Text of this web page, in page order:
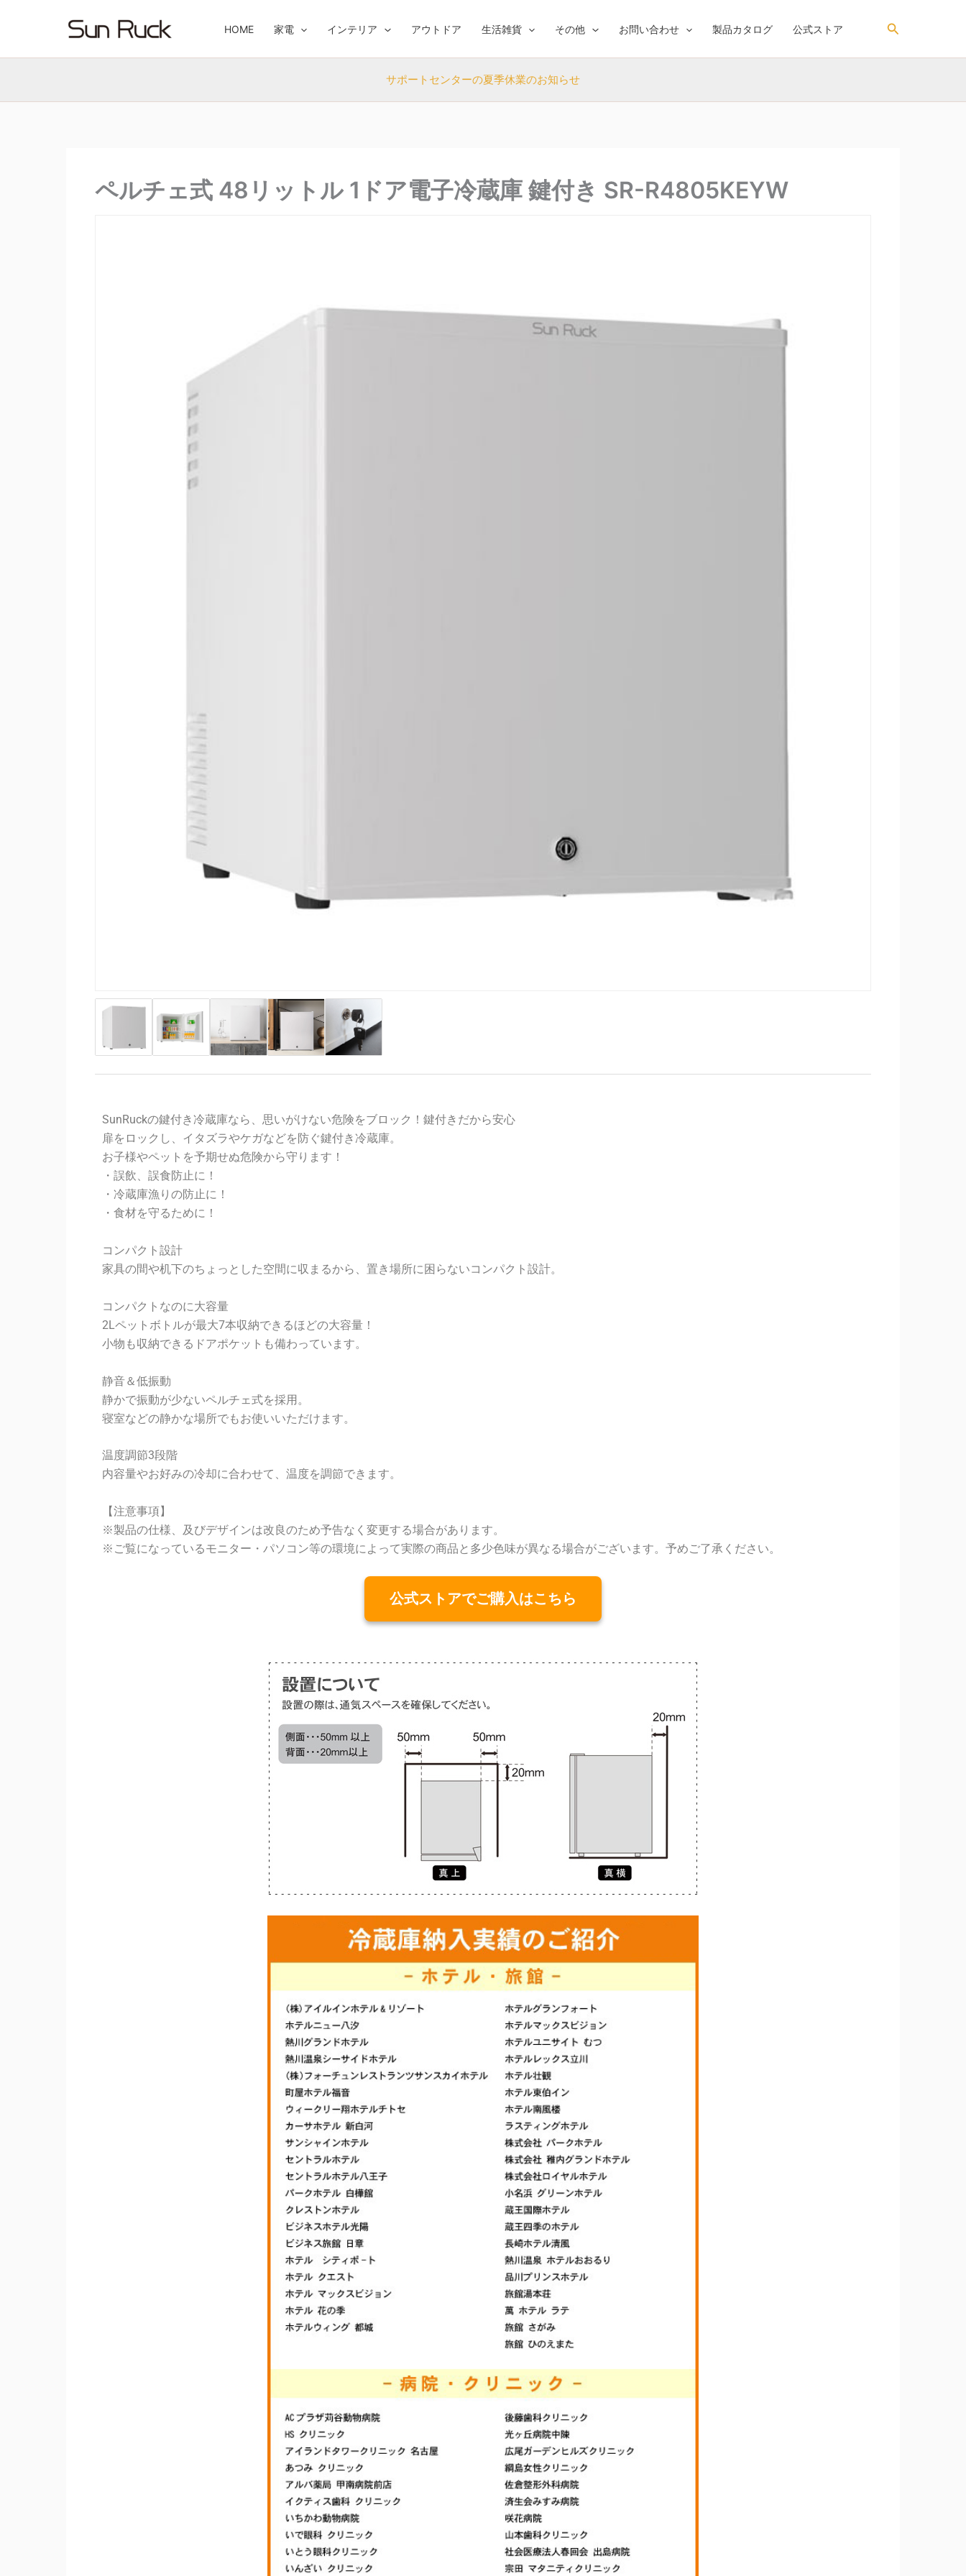
ッ
HOME 家電 インテリア アウトドア 生活雑貨 その他 お問い合わせ 製品カタログ 公式ストア
検
サポートセンターの夏季休業のお知らせ
ペルチェ式 48リットル 1ドア電子冷蔵庫 鍵付き SR-R4805KEYW
SunRuckの鍵付き冷蔵庫なら、思いがけない危険をブロック！鍵付きだから安心
扉をロックし、イタズラやケガなどを防ぐ鍵付き冷蔵庫。
お子様やペットを予期せぬ危険から守ります！
・誤飲、誤食防止に！
・冷蔵庫漁りの防止に！
・食材を守るために！
コンパクト設計
家具の間や机下のちょっとした空間に収まるから、置き場所に困らないコンパクト設計。
コンパクトなのに大容量
2Lペットボトルが最大7本収納できるほどの大容量！
小物も収納できるドアポケットも備わっています。
静音＆低振動
静かで振動が少ないペルチェ式を採用。
寝室などの静かな場所でもお使いいただけます。
温度調節3段階
内容量やお好みの冷却に合わせて、温度を調節できます。
【注意事項】
※製品の仕様、及びデザインは改良のため予告なく変更する場合があります。
※ご覧になっているモニター・パソコン等の環境によって実際の商品と多少色味が異なる場合がございます。予めご了承ください。
公式ストアでご購入はこちら